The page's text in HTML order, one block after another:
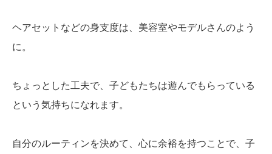
ヘアセットなどの身支度は、美容室やモデルさんのよう
に。
ちょっとした工夫で、子どもたちは遊んでもらっている
という気持ちになれます。
自分のルーティンを決めて、心に余裕を持つことで、子